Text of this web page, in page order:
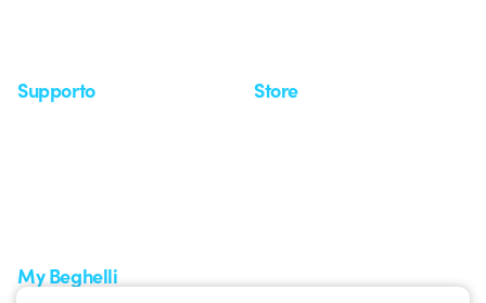
Supporto Store
My Beghelli